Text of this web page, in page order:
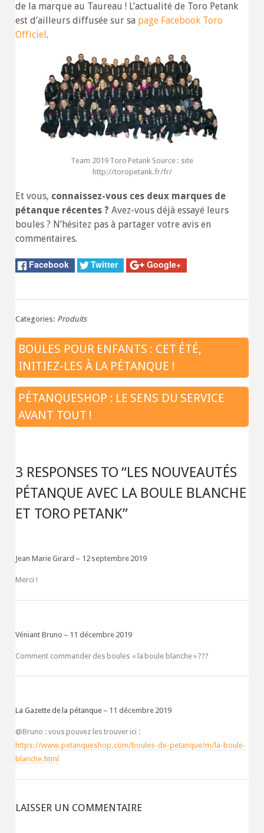
de la marque au Taureau ! L’actualité de Toro Petank
est d’ailleurs diffusée sur sa page Facebook Toro
Officiel.
Team 2019 Toro Petank Source : site
http://toropetank.fr/fr/
Et vous, connaissez-vous ces deux marques de
pétanque récentes ?Avez-vous déjà essayé leurs
boules ? N’hésitez pas à partager votre avis en
commentaires.
Facebook Twitter Google+
Categories: Produits
BOULES POUR ENFANTS : CET ÉTÉ,
INITIEZ-LES À LA PÉTANQUE !
PÉTANQUESHOP : LE SENS DU SERVICE
AVANT TOUT !
3 RESPONSES TO “LES NOUVEAUTÉS
PÉTANQUE AVEC LA BOULE BLANCHE
ET TORO PETANK”
Jean Marie Girard 12 septembre 2019
Merci !
Véniant Bruno 11 décembre 2019
Comment commander des boules « la boule blanche » ???
La Gazette de la pétanque 11 décembre 2019
@Bruno : vous pouvez les trouver ici :
https://www.petanqueshop.com/boules-de-petanque/m/la-boule-
blanche.html
LAISSER UN COMMENTAIRE